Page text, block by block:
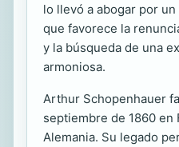
lo llevó a abogar por
que favorece la
y la búsqueda de una
armoniosa.
Arthur Schopenhauer
septiembre de 1860
Alemania. Su legado